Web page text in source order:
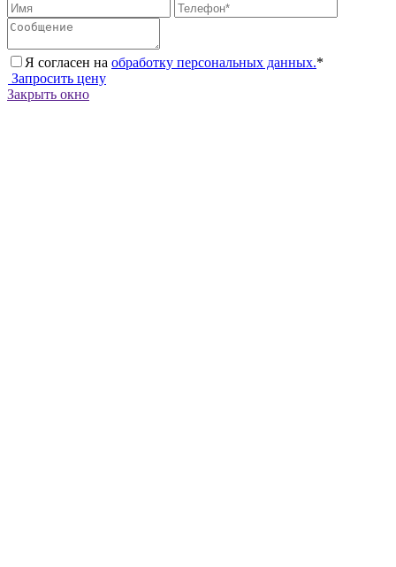
Я согласен на обработку персональных данных.*
Запросить цену
Закрыть окно